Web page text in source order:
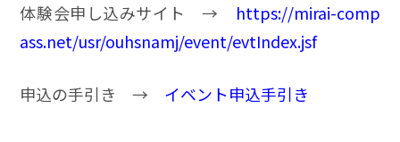
体験会申し込みサイト → https://mirai-comp
ass.net/usr/ouhsnamj/event/evtIndex.jsf
申込の手引き → イベント申込手引き